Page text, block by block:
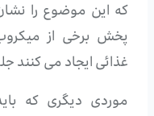
که این موضوع را
پخش برخی از
غذائی ایجاد می کنند
موردی دیگری که